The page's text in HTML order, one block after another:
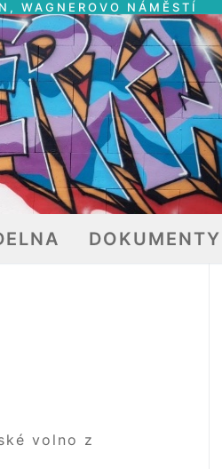
WAGNEROVO NÁMĚSTÍ
DOKUMENTY
volno z